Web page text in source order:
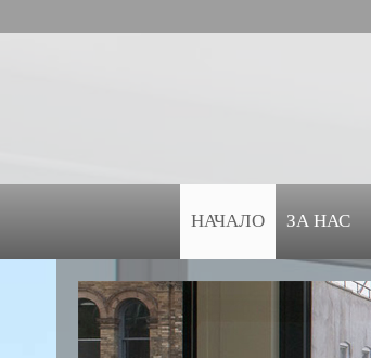
НАЧАЛО ЗА НАС